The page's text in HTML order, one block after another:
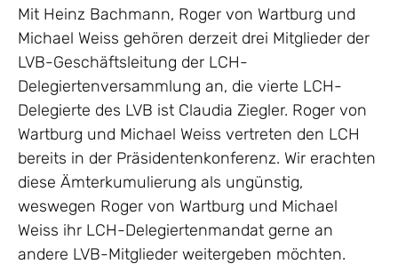
Mit Heinz Bachmann, Roger von Wartburg und
Michael Weiss gehören derzeit drei Mitglieder der
LVB-Geschäftsleitung der LCH-
Delegiertenversammlung an, die vierte LCH-
Delegierte des LVB ist Claudia Ziegler. Roger von
Wartburg und Michael Weiss vertreten den LCH
bereits in der Präsidentenkonferenz. Wir erachten
diese Ämterkumulierung als ungünstig,
weswegen Roger von Wartburg und Michael
Weiss ihr LCH-Delegiertenmandat gerne an
andere LVB-Mitglieder weitergeben möchten.